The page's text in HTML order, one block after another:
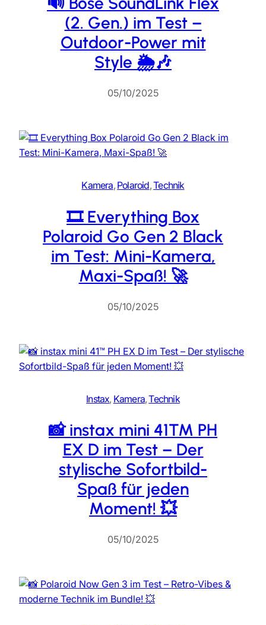
(2. Gen.) im Test –
Outdoor-Power mit
Style 🌦️🎶
05/10/2025
Kamera, Polaroid, Technik
🎞️ Everything Box
Polaroid Go Gen 2 Black
im Test: Mini-Kamera,
Maxi-Spaß! 🚀
05/10/2025
Instax, Kamera, Technik
📸 instax mini 41™ PH
EX D im Test – Der
stylische Sofortbild-
Spaß für jeden
Moment! 💥
05/10/2025